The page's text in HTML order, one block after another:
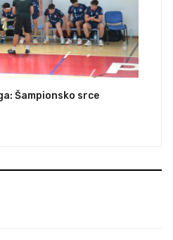
Šampionsko srce